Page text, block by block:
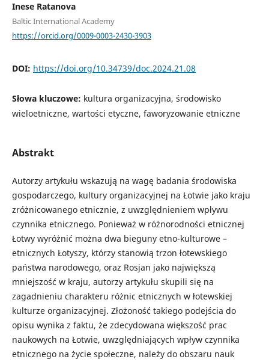
Inese Ratanova
Baltic International Academy
https://orcid.org/0009-0003-2430-3903
DOI: https://doi.org/10.34739/doc.2024.21.08
Słowa kluczowe: kultura organizacyjna, środowisko
wieloetniczne, wartości etyczne, faworyzowanie etniczne
Abstrakt
Autorzy artykułu wskazują na wagę badania środowiska
gospodarczego, kultury organizacyjnej na Łotwie jako kraju
zróżnicowanego etnicznie, z uwzględnieniem wpływu
czynnika etnicznego. Ponieważ w różnorodności etnicznej
Łotwy wyróżnić można dwa bieguny etno-kulturowe –
etnicznych Łotyszy, którzy stanowią trzon łotewskiego
państwa narodowego, oraz Rosjan jako największą
mniejszość w kraju, autorzy artykułu skupili się na
zagadnieniu charakteru różnic etnicznych w łotewskiej
kulturze organizacyjnej. Złożoność takiego podejścia do
opisu wynika z faktu, że zdecydowana większość prac
naukowych na Łotwie, uwzględniających wpływ czynnika
etnicznego na życie społeczne, należy do obszaru nauk